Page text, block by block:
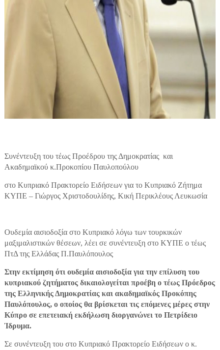
Συνέντευξη του τέως Προέδρου της Δημοκρατίας και
Ακαδημαϊκού κ.Προκοπίου Παυλοπούλου
στο Κυπριακό Πρακτορείο Ειδήσεων για το Κυπριακό Ζήτημα
ΚΥΠΕ – Γιώργος Χριστοδουλίδης, Κική Περικλέους Λευκωσία
Ουδεμία αισιοδοξία στο Κυπριακό λόγω των τουρκικών
μαξιμαλιστικών θέσεων, λέει σε συνέντευξη στο ΚΥΠΕ ο τέως
ΠτΔ της Ελλάδας Π.Παυλόπουλος
Στην εκτίμηση ότι ουδεμία αισιοδοξία για την επίλυση του
κυπριακού ζητήματος δικαιολογείται προέβη ο τέως Πρόεδρος
της Ελληνικής Δημοκρατίας και ακαδημαϊκός Προκόπης
Παυλόπουλος, o οποίος θα βρίσκεται τις επόμενες μέρες στην
Κύπρο σε επετειακή εκδήλωση διοργανώνει το Πετρίδειο
Ίδρυμα.
Σε συνέντευξη του στο Κυπριακό Πρακτορείο Ειδήσεων ο κ.